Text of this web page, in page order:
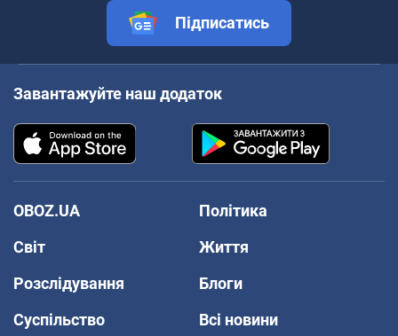
Підписатись
Завантажуйте наш додаток
OBOZ.UA
Політика
Світ
Життя
Розслідування
Блоги
Суспільство
Всі новини